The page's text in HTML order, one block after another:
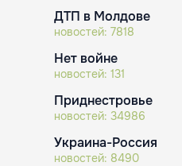
ДТП в Молдове
новостей: 7818
Нет войне
новостей: 131
Приднестровье
новостей: 34986
Украина-Россия
новостей: 8490